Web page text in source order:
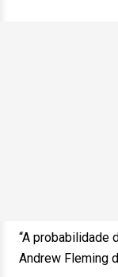
“A probabilidade
Andrew Fleming